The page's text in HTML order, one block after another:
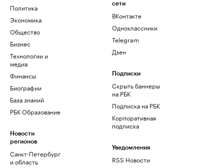
Политика
Экономика
Общество
Бизнес
Технологии и
медиа
Финансы
Биографии
База знаний
РБК Образование
Новости
регионов
Санкт-Петербург
и область
сети
ВКонтакте
Одноклассники
Telegram
Дзен
Подписки
Скрыть баннеры
на РБК
Подписка на РБК
Корпоративная
подписка
Уведомления
RSS Новости